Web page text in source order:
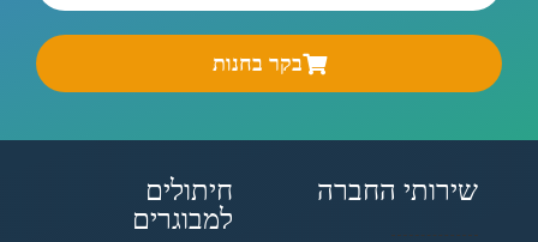
בקר בחנות
שירותי החברה
חיתולים
למבוגרים